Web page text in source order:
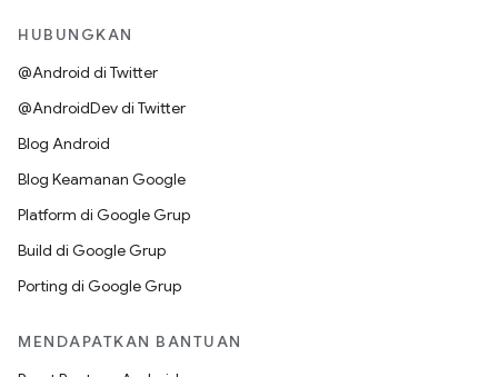
HUBUNGKAN
@Android di Twitter
@AndroidDev di Twitter
Blog Android
Blog Keamanan Google
Platform di Google Grup
Build di Google Grup
Porting di Google Grup
MENDAPATKAN BANTUAN